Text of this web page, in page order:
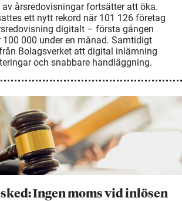
årsredovisningar fortsätter att öka.
ett nytt rekord när 101 126 företag
digitalt – första gången
100 000 under en månad. Samtidigt
Bolagsverket att digital inlämning
och snabbare handläggning.
Ingen moms vid inlösen